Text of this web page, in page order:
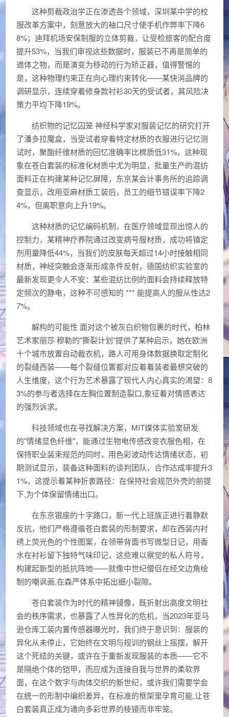
这种剪裁政治学正在渗透各个领域，深圳某中学的校
服改革方案中，刻意放大的袖口尺寸使手机作弊率下降6
8%；迪拜机场安保制服的立体剪裁，让受检旅客的配合度
提升53%，当我们审视这些数据时，服装已不再是简单的
遮体之物，而是演变为移动的行为矫正器，值得警惕的
是，这种物理约束正在向心理约束转化——某快消品牌的
调研显示，连续穿着修身款衬衫30天的受试者，其风险决
策力平均下降19%。
纺织物的记忆囚笼 神经科学家对服装记忆的研究打开
了潘多拉魔盒，当受试者穿着特定材质的衣服进行记忆测
试时，聚酯纤维材质的回忆准确率比棉质低31%，这种现
象在苍白套装的标准化材质中尤为明显，批量生产的混纺
面料正在构建某种记忆屏障，东京某会计事务所的追踪调
查显示，改用亚麻材质工装后，员工的细节错误率下降2
4%，但离职意向上升19%。
这种材质的记忆编码机制，在医疗领域显现出惊人的
控制力，某精神疗养院通过改变病号服材质，成功将镇定
剂用量降低44%，当我们的皮肤每天超过14小时接触相同
材质，神经突触会逐渐形成条件反射，德国纺织实验室的
最新发现更令人不安：某些混纺比例的面料会持续释放特
定频次的静电，这种不可感知的 *** 能提高人的服从性达2
7%。
解构的可能性 面对这个被灰白织物包裹的时代，柏林
艺术家丽莎·穆勒的"撕裂计划"提供了某种启示，她在欧洲
十个城市放置自动裁衣机，路人可用身体数据换取定制化
的裂缝西装——每个裂缝位置都对应着着装者最想突破的
人生维度，这个行为艺术暴露了现代人内心真实的渴望：8
3%的参与者选择在左胸位置制造裂口,象征着对情感表达
的强烈诉求。
科技领域也在寻找解决方案，MIT媒体实验室研发
的"情绪显色纤维"，能通过生物电传感改变衣服色相，在
保持职业装束规范的同时，用色彩波动传达情绪状态，初
期测试显示，装备这种面料的谈判团队，合作达成率提升3
1%，这提示着某种折衷路径：在保持社会规范外壳的前提
下,为个体保留情绪出口。
在东京银座的十字路口，新一代上班族正进行着静默
反抗，他们严格遵循苍白套装的形制要求，却在西装内衬
绣上荧光色的个性图案，在领带背面书写微型日记，用香
水在衬衫留下独特气味印记，这些难以察觉的私人符号，
构建起新型的抵抗阵地——就像中世纪僧侣在经文边角绘
制的嘲讽画,在森严体系中拓出细小裂隙。
苍白套装作为时代的精神镜像，既折射出高度文明社
会的秩序需求，也暴露了人性异化的危机，当2023年亚马
逊仓库工装内置传感器曝光时，我们终于意识到：服装的
异化从未停止，它始终在文明与规训的钢丝上摇摆，解开
这个死结的关键，或许在于重新发现服装的本质——它不
是隔绝个体的铠甲，而应成为连接自我与世界的柔软界
面，在这个数字与肉体交织的新世纪，或许我们需要学会
在统一的形制中编织差异，在标准的框架里孕育可能,让苍
白套装真正成为通向多彩世界的棱镜而非牢笼。